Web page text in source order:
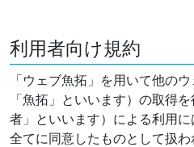
利用者向け規約
「ウェブ魚拓」を用いて他の
「魚拓」といいます）の取得
者」といいます）による利用
全てに同意したものとして扱わ